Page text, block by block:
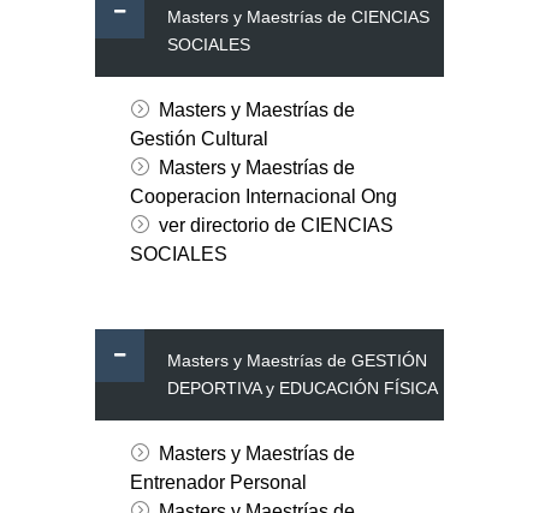
Masters y Maestrías de CIENCIAS
SOCIALES
Masters y Maestrías de
Gestión Cultural
Masters y Maestrías de
Cooperacion Internacional Ong
ver directorio de CIENCIAS
SOCIALES
Masters y Maestrías de GESTIÓN
DEPORTIVA y EDUCACIÓN FÍSICA
Masters y Maestrías de
Entrenador Personal